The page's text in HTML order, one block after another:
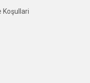
Koşullari